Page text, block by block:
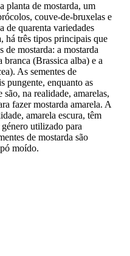
planta de mostarda, um
couve-de-bruxelas e
de quarenta variedades
há três tipos principais que
de mostarda: a mostarda
branca (Brassica alba) e a
As sementes de
pungente, enquanto as
são, na realidade, amarelas,
fazer mostarda amarela. A
amarela escura, têm
utilizado para
de mostarda são
moído.